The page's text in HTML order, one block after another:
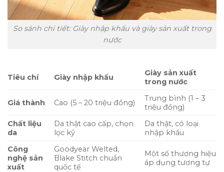
So sánh chi tiết: Giày nhập khẩu và giày sản xuất trong
nước
Tiêu chí Giày nhập khẩu
Giày sản xuất
trong nước
Giá thành Cao (5 – 20 triệu đồng)
Trung bình (1 – 3
triệu đồng)
Chất liệu
da
Da thật cao cấp, chọn
lọc kỹ
Da thật, có loại
nhập khẩu
Công
nghệ sản
xuất
Goodyear Welted,
Blake Stitch chuẩn
quốc tế
Một số thương hiệu
áp dụng tương tự